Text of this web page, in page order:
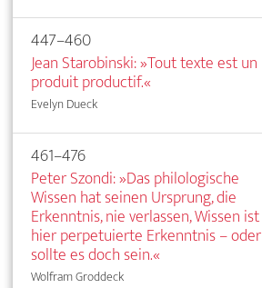
447–460
Jean Starobinski: »Tout texte est un
produit productif.«
Evelyn Dueck
461–476
Peter Szondi: »Das philologische
Wissen hat seinen Ursprung, die
Erkenntnis, nie verlassen, Wissen ist
hier perpetuierte Erkenntnis – oder
sollte es doch sein.«
Wolfram Groddeck